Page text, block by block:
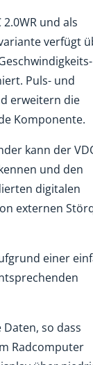
und als
verfügt
Puls- und
erweitern die
Komponente.
kann der
und den
digitalen
externen
einer
so dass
Radcomputer